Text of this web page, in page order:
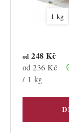
1 kg
od 248 Kč
Měrná
cena:
od 236 Kč
/ 1 kg